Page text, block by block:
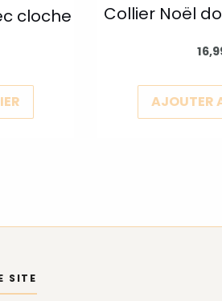
cloche
la
produit
Collier Noël
AJOUTER
SITE